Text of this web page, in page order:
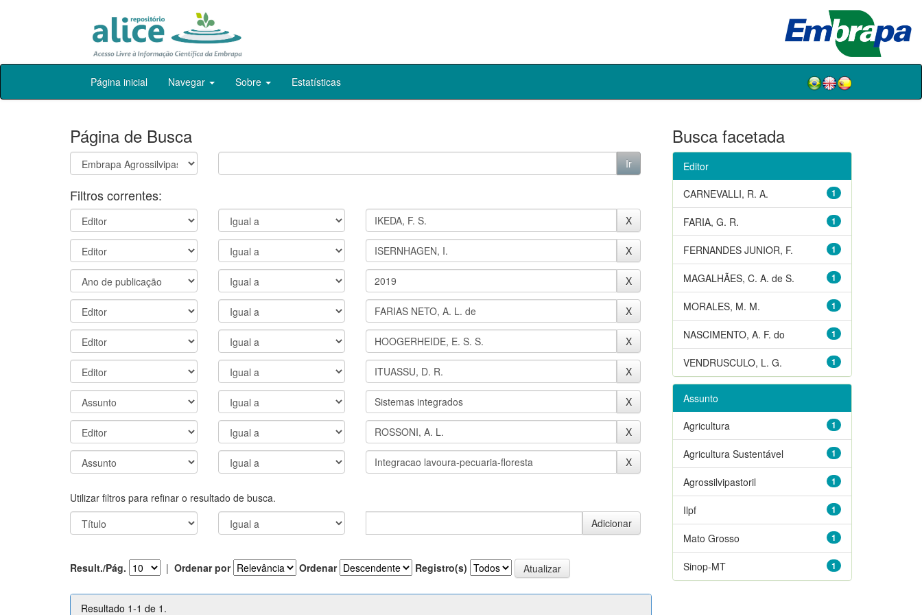
Skip
Página inicial Navegar Sobre Estatísticas
Página de Busca
Filtros correntes:
Utilizar filtros para refinar o resultado de busca.
Result./Pág. | Ordenar por Ordenar Registro(s)
Resultado 1-1 de 1.
Busca facetada
Editor
1
CARNEVALLI, R. A.
1
FARIA, G. R.
1
FERNANDES JUNIOR, F.
1
MAGALHÃES, C. A. de S.
1
MORALES, M. M.
1
NASCIMENTO, A. F. do
1
VENDRUSCULO, L. G.
Assunto
1
Agricultura
1
Agricultura Sustentável
1
Agrossilvipastoril
1
Ilpf
1
Mato Grosso
1
Sinop-MT